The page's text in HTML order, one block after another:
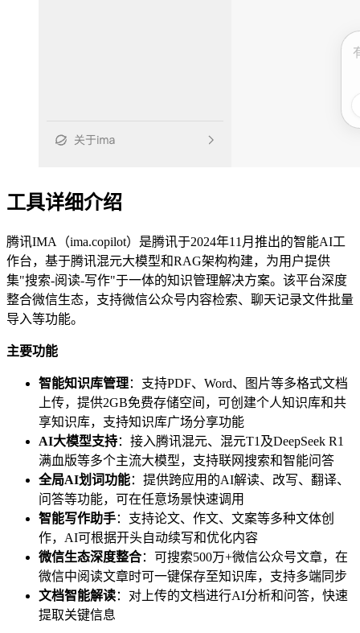
工具详细介绍
腾讯IMA（ima.copilot）是腾讯于2024年11月推出的智能AI工
作台，基于腾讯混元大模型和RAG架构构建，为用户提供
集"搜索-阅读-写作"于一体的知识管理解决方案。该平台深度
整合微信生态，支持微信公众号内容检索、聊天记录文件批量
导入等功能。
主要功能
智能知识库管理：支持PDF、Word、图片等多格式文档
上传，提供2GB免费存储空间，可创建个人知识库和共
享知识库，支持知识库广场分享功能
AI大模型支持：接入腾讯混元、混元T1及DeepSeek R1
满血版等多个主流大模型，支持联网搜索和智能问答
全局AI划词功能：提供跨应用的AI解读、改写、翻译、
问答等功能，可在任意场景快速调用
智能写作助手：支持论文、作文、文案等多种文体创
作，AI可根据开头自动续写和优化内容
微信生态深度整合：可搜索500万+微信公众号文章，在
微信中阅读文章时可一键保存至知识库，支持多端同步
文档智能解读：对上传的文档进行AI分析和问答，快速
提取关键信息